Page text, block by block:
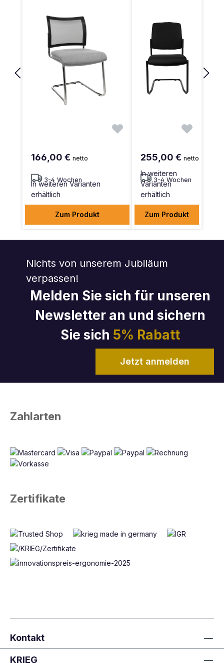
166,00 € netto
3-4 Wochen
In weiteren Varianten
erhältlich
Zum Produkt
255,00 €netto
3-4 Wochen
In weiteren
Varianten
erhältlich
Zum Produkt
Nichts von unserem Jubiläum
verpassen!
Melden Sie sich für unseren
Newsletter an und sichern
Sie sich 5% Rabatt
Jetzt anmelden
Zahlarten
Zertifikate
Kontakt
KRIEG